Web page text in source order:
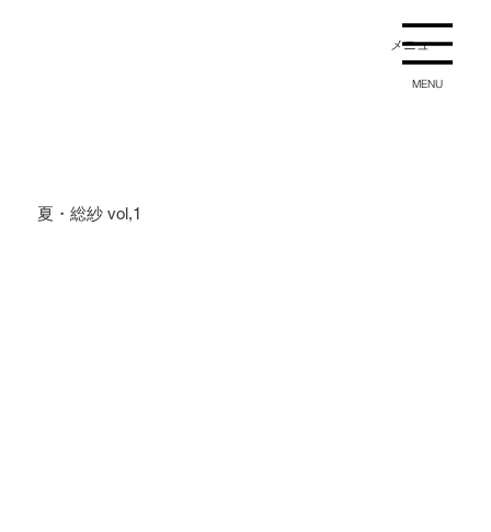
メニュー
MENU
夏・総紗 vol,1